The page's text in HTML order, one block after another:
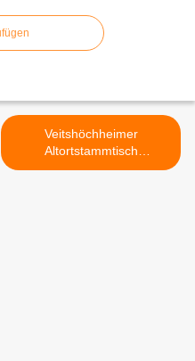
Veitshöchheimer
Altortstammtisch
Würzburger Hof feierte